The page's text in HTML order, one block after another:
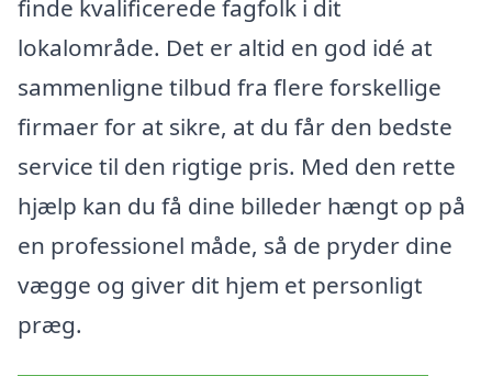
finde kvalificerede fagfolk i dit
lokalområde. Det er altid en god idé at
sammenligne tilbud fra flere forskellige
firmaer for at sikre, at du får den bedste
service til den rigtige pris. Med den rette
hjælp kan du få dine billeder hængt op på
en professionel måde, så de pryder dine
vægge og giver dit hjem et personligt
præg.